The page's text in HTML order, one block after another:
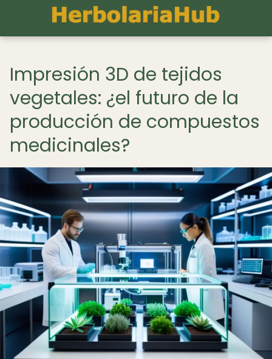
Impresión 3D de tejidos
vegetales: ¿el futuro de la
producción de compuestos
medicinales?